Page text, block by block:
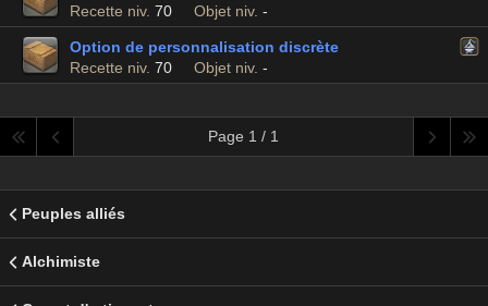
Recette niv. 70 Objet niv. -
Option de personnalisation discrète
Recette niv. 70 Objet niv. -
Page 1 / 1
Peuples alliés
Alchimiste